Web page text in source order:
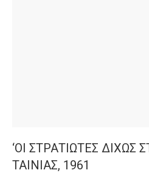
‘ΟΙ ΣΤΡΑΤΙΩΤΕΣ ΔΙΧΩΣ
ΤΑΙΝΙΑΣ, 1961